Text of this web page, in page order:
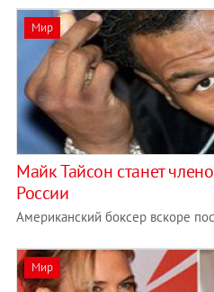
Мир
Майк Тайсон станет
России
Американский боксер вскоре
Мир